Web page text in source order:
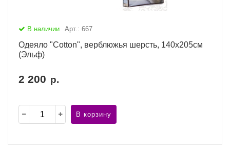
В наличии Арт.: 667
Одеяло "Cotton", верблюжья шерсть, 140х205см
(Эльф)
2 200 р.
В корзину